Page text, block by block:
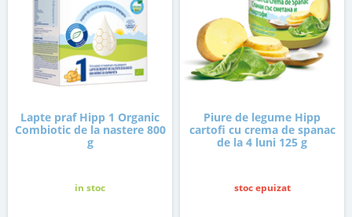
Lapte praf Hipp 1 Organic
Combiotic de la nastere 800
g
in stoc
Piure de legume Hipp
cartofi cu crema de spanac
de la 4 luni 125 g
stoc epuizat